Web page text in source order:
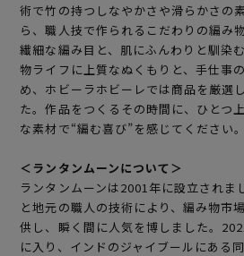
術で竹の持つしなやかさや滑らかさの
ら、職人技で作られるこだわりの編み物
繊細な編み目と、肌にふんわりと馴染
物ライフに上質なぬくもりと、手仕事
め、ホビーラホビーレでは商品を厳選
た。作品をつくるその時間に、ひとつ
な素材で“編む喜び”を感じてください。
＜ランタンムーンについて＞
ランタンムーンは2001年に設立されま
と地元の職人の技術により、編み物市
供し、瞬く間に人気を博しました。
に入り、インドのジャイブールにある